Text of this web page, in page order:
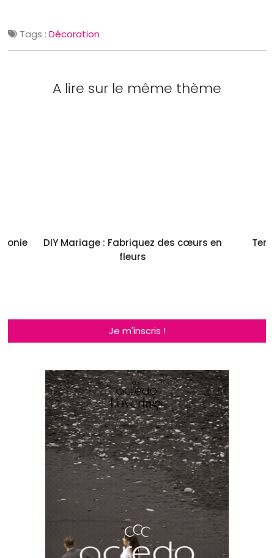
Tags :Décoration
A lire sur le même thème
DIY Mariage : Fabriquez des cœurs en
fleurs
Je m'inscris !